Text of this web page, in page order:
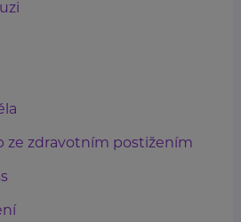
ze zdravotním postižením